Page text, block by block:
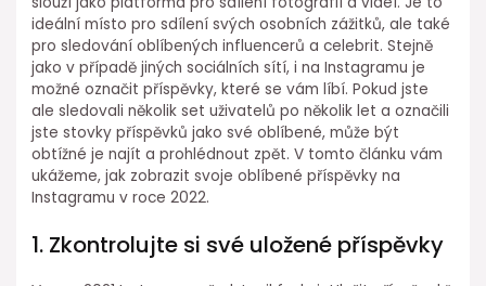
ideální místo pro sdílení svých osobních zážitků, ale také
pro sledování oblíbených influencerů a celebrit. Stejně
jako v případě jiných sociálních sítí, i na Instagramu je
možné označit příspěvky, které se vám líbí. Pokud jste
ale sledovali několik set uživatelů po několik let a označili
jste stovky příspěvků jako své oblíbené, může být
obtížné je najít a prohlédnout zpět. V tomto článku vám
ukážeme, jak zobrazit svoje oblíbené příspěvky na
Instagramu v roce 2022.
1. Zkontrolujte si své uložené příspěvky